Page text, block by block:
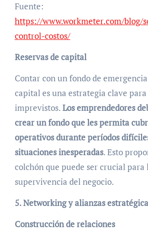
Fuente:
https://www.workmeter.com/blog/
control-costos/
Reservas de capital
Contar con un fondo de
capital es una estrategia clave
imprevistos.Los emprendedores
crear un fondo que les permita
operativos durante períodos
situaciones inesperadas. Esto
colchón que puede ser crucial para
supervivencia del negocio.
5. Networking y alianzas
Construcción de relaciones